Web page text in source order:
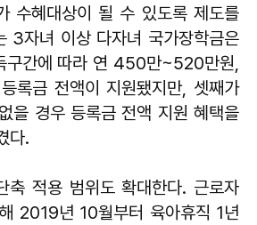
수혜대상이 될 수 있도록 제도를
3자녀 이상 다자녀 국가장학금은
구간에 따라 연 450만~520만원,
록금 전액이 지원됐지만, 셋째가
을 경우 등록금 전액 지원 혜택을
다.
축 적용 범위도 확대한다. 근로자
2019년 10월부터 육아휴직 1년